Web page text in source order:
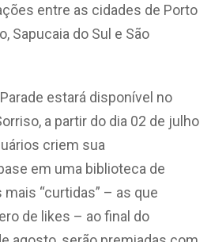
entre as cidades de Porto
Sapucaia do Sul e São
estará disponível no
a partir do dia 02 de julho
criem sua
em uma biblioteca de
“curtidas” – as que
de likes – ao final do